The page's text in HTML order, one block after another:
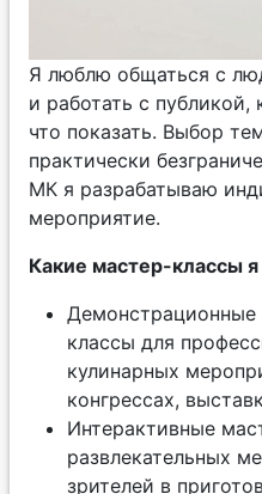
Я люблю общаться с
и работать с публикой,
что показать. Выбор
практически
МК я разрабатываю
мероприятие.
Какие мастер-классы
классы для
кулинарных
конгрессах,
Интерактивные
развлекательных
зрителей в